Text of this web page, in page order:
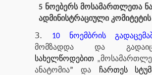
5 ნოებერს მოსამართლეთა
ადმინისტრაციული კომიტეტის
10 ნოემბრის
მომზადდა და
სახელწოდებით
ანატომია” და
ჩართეს